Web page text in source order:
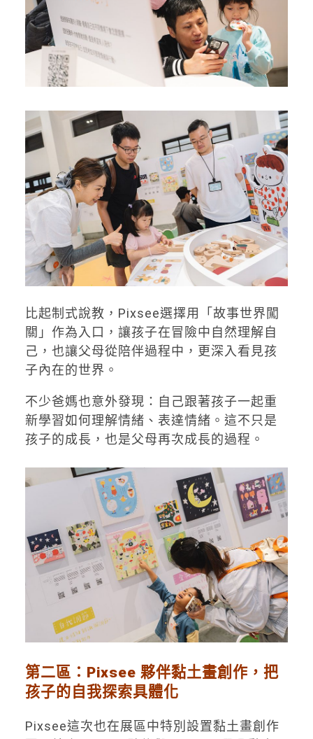
比起制式說教，Pixsee選擇用「故事世界闖
關」作為入口，讓孩子在冒險中自然理解自
己，也讓父母從陪伴過程中，更深入看見孩
子內在的世界。
不少爸媽也意外發現：自己跟著孩子一起重
新學習如何理解情緒、表達情緒。這不只是
孩子的成長，也是父母再次成長的過程。
第二區 ： Pixsee 夥伴黏土畫創作，把
孩子的自我探索具體化
Pixsee這次也在展區中特別設置黏土畫創作